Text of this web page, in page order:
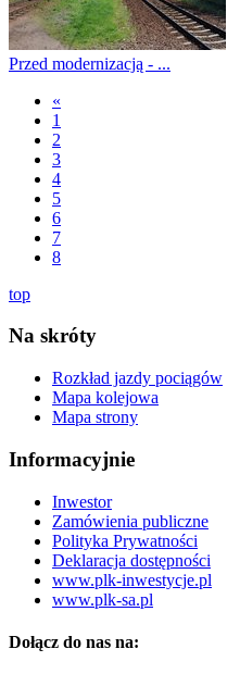
Przed modernizacją - ...
«
1
2
3
4
5
6
7
8
top
Na skróty
Rozkład jazdy pociągów
Mapa kolejowa
Mapa strony
Informacyjnie
Inwestor
Zamówienia publiczne
Polityka Prywatności
Deklaracja dostępności
www.plk-inwestycje.pl
www.plk-sa.pl
Dołącz do nas na: